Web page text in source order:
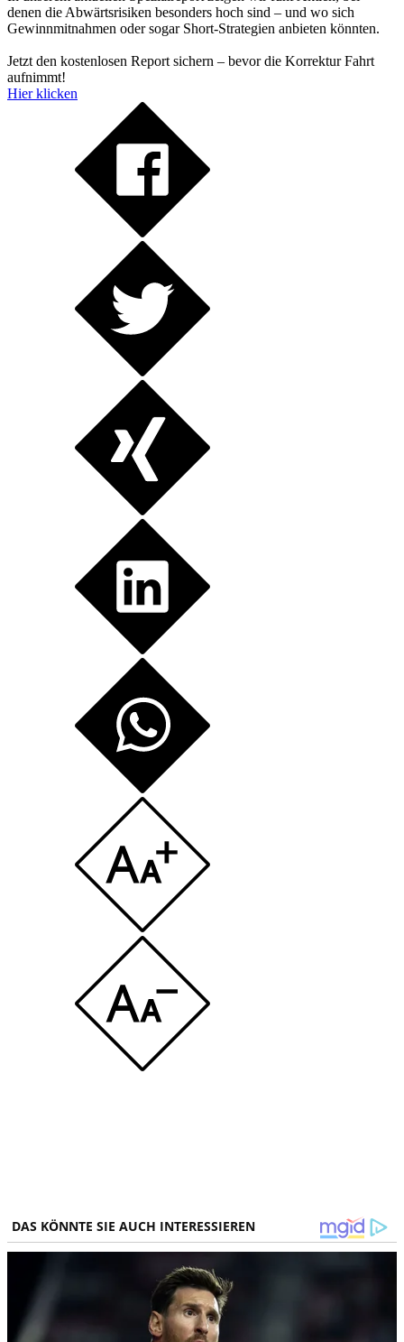
denen die Abwärtsrisiken besonders hoch sind – und wo sich
Gewinnmitnahmen oder sogar Short-Strategien anbieten könnten.
Jetzt den kostenlosen Report sichern – bevor die Korrektur Fahrt
aufnimmt!
Hier klicken